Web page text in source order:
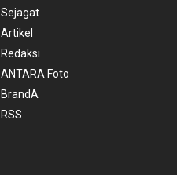
Sejagat
Artikel
Redaksi
ANTARA Foto
BrandA
RSS